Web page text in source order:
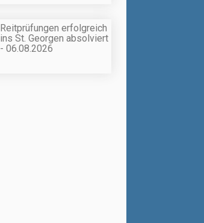
Reitprüfungen erfolgreich
ins St. Georgen absolviert
- 06.08.2026